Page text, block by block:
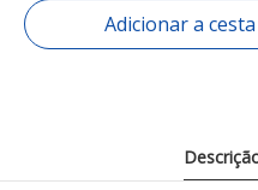
Adicionar a cesta